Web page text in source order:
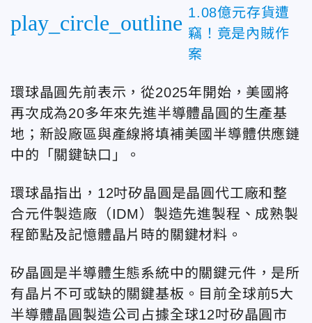
play_circle_outline 1.08億元存貨遭
竊！竟是內賊作
案
環球晶圓先前表示，從2025年開始，美國將
再次成為20多年來先進半導體晶圓的生產基
地；新設廠區與產線將填補美國半導體供應鏈
中的「關鍵缺口」。
環球晶指出，12吋矽晶圓是晶圓代工廠和整
合元件製造廠（IDM）製造先進製程、成熟製
程節點及記憶體晶片時的關鍵材料。
矽晶圓是半導體生態系統中的關鍵元件，是所
有晶片不可或缺的關鍵基板。目前全球前5大
半導體晶圓製造公司占據全球12吋矽晶圓市